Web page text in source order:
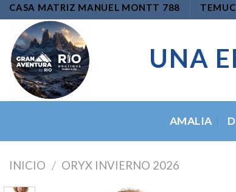
Skip
to
content
CASA MATRIZ MANUEL MONTT 788
UNA
AMALIA
INICIO / ORYX INVIERNO 2026